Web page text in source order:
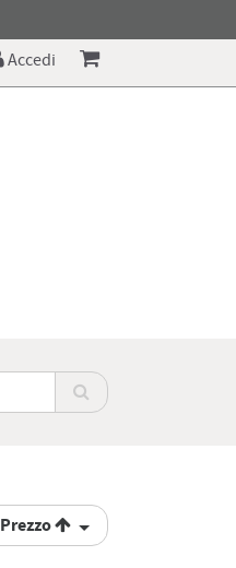
Accedi
Ordina per: Prezzo